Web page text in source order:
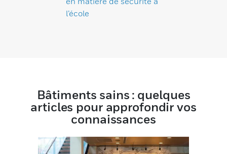
l’école
Bâtiments sains : quelques
articles pour approfondir vos
connaissances